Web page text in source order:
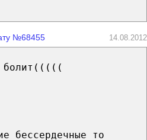
№68455 14.08.2012
болит(((((
бессердечные то